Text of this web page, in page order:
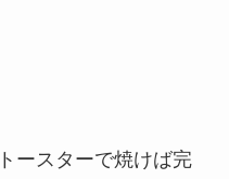
ースターで焼けば完